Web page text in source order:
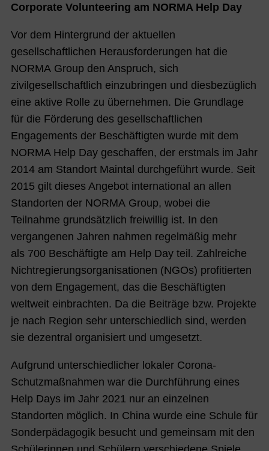
Corporate Volunteering am NORMA Help Day
Vor dem Hintergrund der aktuellen
gesellschaftlichen Herausforderungen hat die
NORMA Group den Anspruch, sich
zivilgesellschaftlich einzubringen und diesbezüglich
eine aktive Rolle zu übernehmen. Die Grundlage
für die Förderung des gesellschaftlichen
Engagements der Beschäftigten wurde mit dem
NORMA Help Day geschaffen, der erstmals im Jahr
2014 am Standort Maintal durchgeführt wurde. Seit
2015 gilt dieses Angebot international an allen
Standorten der NORMA Group, wobei die
Teilnahme grundsätzlich freiwillig ist. In den
vergangenen Jahren nahmen regelmäßig mehr
als 700 Beschäftigte am Help Day teil. Zahlreiche
Nichtregierungsorganisationen (NGOs) profitierten
von dem Engagement, das die Beschäftigten
weltweit einbrachten. Da die Beiträge bzw. Projekte
je nach Region sehr unterschiedlich sind, werden
sie dezentral organisiert und umgesetzt.
Aufgrund unterschiedlicher lokaler Corona-
Schutzmaßnahmen war die Durchführung eines
Help Days im Jahr 2021 nur an einzelnen
Standorten möglich. In China wurde eine Schule für
Sonderpädagogik besucht und gemeinsam mit den